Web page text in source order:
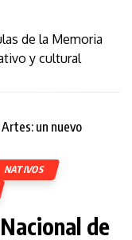
de la Memoria
y cultural
NATIVOS
de